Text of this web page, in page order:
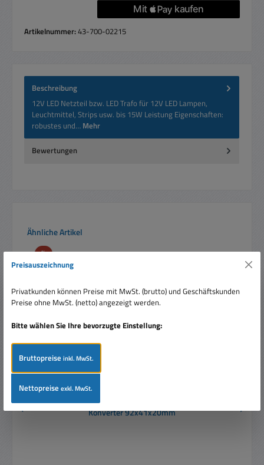
Artikelnummer:43-700-02215
Beschreibung
12V LED Netzteil bzw. LED Trafo für 12V LED Lampen,
Leuchtmittel, Strips usw. bis 15W Leistung Eigenschaften:
robustes und… Mehr
Bewertungen
Produktgalerie überspringen
Ähnliche Artikel
%Rabatt
12V LED Netzteil 12V 12W flacher LED Trafo LED
Konverter 92x41x20mm
Preisauszeichnung
Privatkunden können Preise mit MwSt. (brutto) und Geschäftskunden
Preise ohne MwSt. (netto) angezeigt werden.
Bitte wählen Sie Ihre bevorzugte Einstellung:
Bruttopreiseinkl. MwSt.
Nettopreiseexkl. MwSt.